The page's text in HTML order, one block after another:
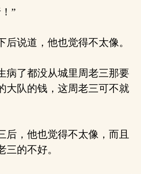
”
说道，他也觉得不太像。
病了都没从城里周老三那要
大队的钱，这周老三可不就
，他也觉得不太像，而且
三的不好。